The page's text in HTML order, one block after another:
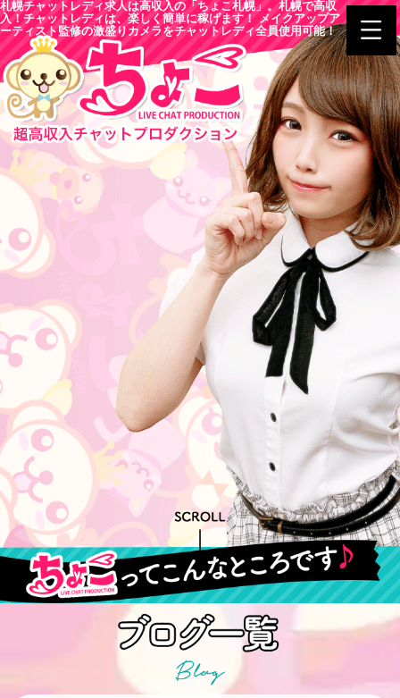
札幌チャットレディ求人は高収入の「ちょこ札幌」。札幌で高収
入！チャットレディは、楽しく簡単に稼げます！ メイクアップア
ーティスト監修の激盛りカメラをチャットレディ全員使用可能！